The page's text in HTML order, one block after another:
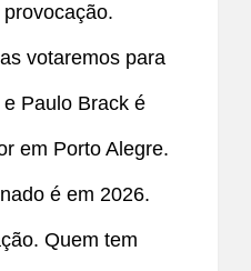
votaremos para
Paulo Brack é
em Porto Alegre.
é em 2026.
Quem tem